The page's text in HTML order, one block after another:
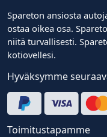
Spareton ansiosta
ostaa oikea osa.
niitä turvallisesti.
kotiovellesi.
Hyväksymme
Toimitustapamme